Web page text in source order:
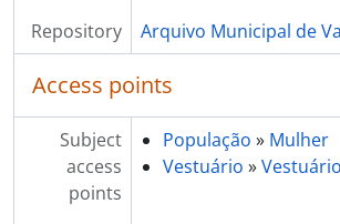
[Item] Carnaval de 1968
[Item] Carnaval de 1968
[Item] Carnaval de 1968
[Item] Carnaval de 1968
[Item] Carnaval de 1968
[Item] Carnaval de 1968
Repository
Arquivo Municipal de
Access points
Subject
access
points
População » Mulher
Vestuário »